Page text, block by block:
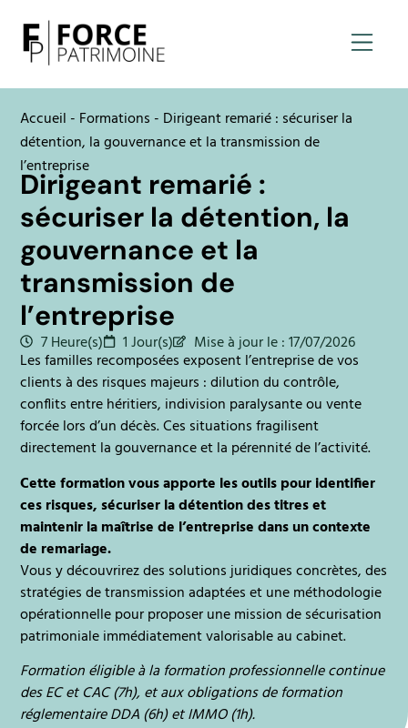
Accueil - Formations - Dirigeant remarié : sécuriser la
détention, la gouvernance et la transmission de
l’entreprise
Dirigeant remarié :
sécuriser la détention, la
gouvernance et la
transmission de
l’entreprise
7 Heure(s) 1 Jour(s) Mise à jour le : 17/07/2026
Les familles recomposées exposent l’entreprise de vos
clients à des risques majeurs : dilution du contrôle,
conflits entre héritiers, indivision paralysante ou vente
forcée lors d’un décès. Ces situations fragilisent
directement la gouvernance et la pérennité de l’activité.
Cette formation vous apporte les outils pour identifier
ces risques, sécuriser la détention des titres et
maintenir la maîtrise de l’entreprise dans un contexte
de remariage.
Vous y découvrirez des solutions juridiques concrètes, des
stratégies de transmission adaptées et une méthodologie
opérationnelle pour proposer une mission de sécurisation
patrimoniale immédiatement valorisable au cabinet.
Formation éligible à la formation professionnelle continue
des EC et CAC (7h), et aux obligations de formation
réglementaire DDA (6h) et IMMO (1h).